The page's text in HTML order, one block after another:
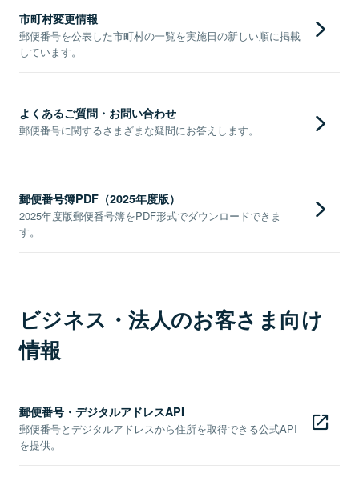
市町村変更情報
郵便番号を公表した市町村の一覧を実施日の新しい順に掲載
しています。
よくあるご質問・お問い合わせ
郵便番号に関するさまざまな疑問にお答えします。
郵便番号簿PDF（2025年度版）
2025年度版郵便番号簿をPDF形式でダウンロードできま
す。
ビジネス・法人のお客さま向け
情報
郵便番号・デジタルアドレスAPI
郵便番号とデジタルアドレスから住所を取得できる公式API
を提供。